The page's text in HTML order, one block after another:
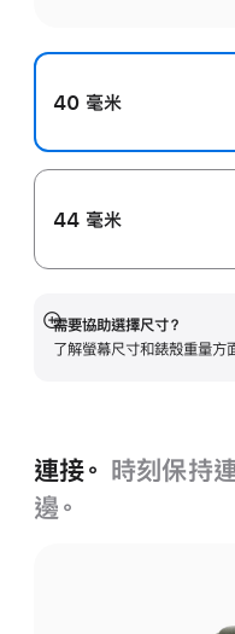
40 毫米
44 毫米
需要協助選擇尺寸？
了解螢幕尺寸和錶殼重量方
顯
示
連接。 時刻保持
邊。